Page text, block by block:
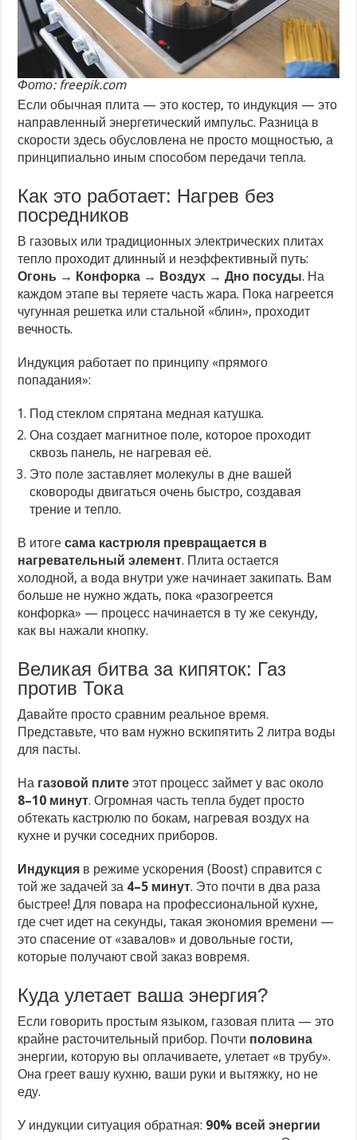
Фото: freepik.com
Если обычная плита — это костер, то индукция — это
направленный энергетический импульс. Разница в
скорости здесь обусловлена не просто мощностью, а
принципиально иным способом передачи тепла.
Как это работает: Нагрев без
посредников
В газовых или традиционных электрических плитах
тепло проходит длинный и неэффективный путь:
Огонь → Конфорка → Воздух → Дно посуды. На
каждом этапе вы теряете часть жара. Пока нагреется
чугунная решетка или стальной «блин», проходит
вечность.
Индукция работает по принципу «прямого
попадания»:
Под стеклом спрятана медная катушка.
Она создает магнитное поле, которое проходит
сквозь панель, не нагревая её.
Это поле заставляет молекулы в дне вашей
сковороды двигаться очень быстро, создавая
трение и тепло.
В итогесама кастрюля превращается в
нагревательный элемент. Плита остается
холодной, а вода внутри уже начинает закипать. Вам
больше не нужно ждать, пока «разогреется
конфорка» — процесс начинается в ту же секунду,
как вы нажали кнопку.
Великая битва за кипяток: Газ
против Тока
Давайте просто сравним реальное время.
Представьте, что вам нужно вскипятить 2 литра воды
для пасты.
На газовой плите этот процесс займет у вас около
8–10 минут. Огромная часть тепла будет просто
обтекать кастрюлю по бокам, нагревая воздух на
кухне и ручки соседних приборов.
Индукция в режиме ускорения (Boost) справится с
той же задачей за 4–5 минут. Это почти в два раза
быстрее! Для повара на профессиональной кухне,
где счет идет на секунды, такая экономия времени —
это спасение от «завалов» и довольные гости,
которые получают свой заказ вовремя.
Куда улетает ваша энергия?
Если говорить простым языком, газовая плита — это
крайне расточительный прибор. Почти половина
энергии, которую вы оплачиваете, улетает «в трубу».
Она греет вашу кухню, ваши руки и вытяжку, но не
еду.
У индукции ситуация обратная: 90% всей энергии